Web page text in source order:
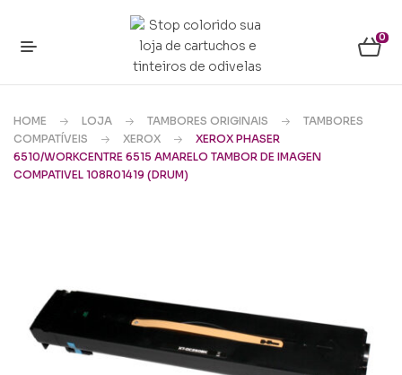
0
HOME LOJA TAMBORES ORIGINAIS
TAMBORES
COMPATÍVEIS
XEROX
XEROX PHASER
6510/WORKCENTRE 6515 AMARELO TAMBOR DE IMAGEN
COMPATIVEL 108R01419 (DRUM)